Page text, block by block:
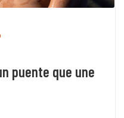
puente que une